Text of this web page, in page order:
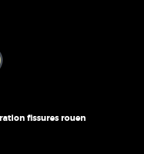
fissures rouen